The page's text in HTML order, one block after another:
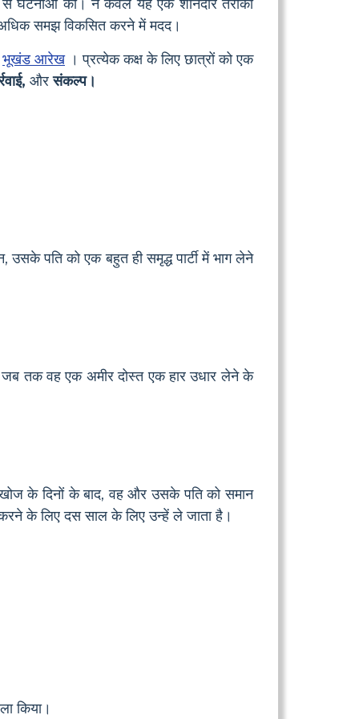
घटनाओं की। न केवल यह एक शानदार तरीका
समझ विकसित करने में मदद।
भूखंड आरेख। प्रत्येक कक्ष के लिए छात्रों को एक
औरसंकल्प।
पति को एक बहुत ही समृद्ध पार्टी में भाग लेने
तक वह एक अमीर दोस्त एक हार उधार लेने के
के दिनों के बाद, वह और उसके पति को समान
के लिए दस साल के लिए उन्हें ले जाता है।
किया।